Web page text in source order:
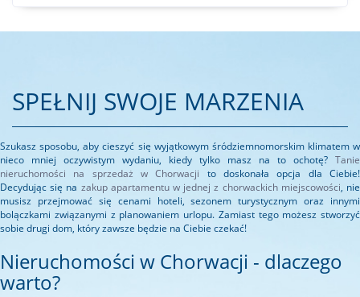
SPEŁNIJ SWOJE MARZENIA
Szukasz sposobu, aby cieszyć się wyjątkowym śródziemnomorskim klimatem w
nieco mniej oczywistym wydaniu, kiedy tylko masz na to ochotę? Tanie
nieruchomości na sprzedaż w Chorwacji to doskonała opcja dla Ciebie!
Decydując się na zakup apartamentu w jednej z chorwackich miejscowości, nie
musisz przejmować się cenami hoteli, sezonem turystycznym oraz innymi
bolączkami związanymi z planowaniem urlopu. Zamiast tego możesz stworzyć
sobie drugi dom, który zawsze będzie na Ciebie czekać!
Nieruchomości w Chorwacji - dlaczego
warto?